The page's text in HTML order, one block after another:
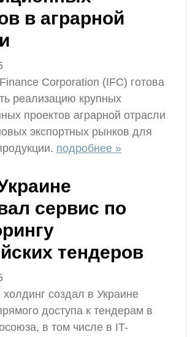
в аграрной
Corporation (IFC) готова
реализацию крупных
проектов аграрной отрасли
экспортных рынков для
подробнее »
сервис по
тендеров
холдинг создал в Украине
доступа к тендерам в
в том числе в IT-